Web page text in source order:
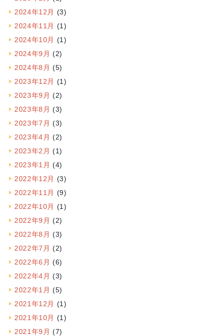
2024年12月 (3)
2024年11月 (1)
2024年10月 (1)
2024年9月 (2)
2024年8月 (5)
2023年12月 (1)
2023年9月 (2)
2023年8月 (3)
2023年7月 (3)
2023年4月 (2)
2023年2月 (1)
2023年1月 (4)
2022年12月 (3)
2022年11月 (9)
2022年10月 (1)
2022年9月 (2)
2022年8月 (3)
2022年7月 (2)
2022年6月 (6)
2022年4月 (3)
2022年1月 (5)
2021年12月 (1)
2021年10月 (1)
2021年9月 (7)